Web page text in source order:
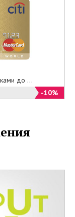
до ...
-10%